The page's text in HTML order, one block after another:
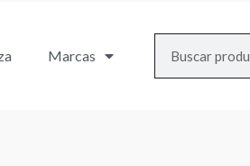
Marcas